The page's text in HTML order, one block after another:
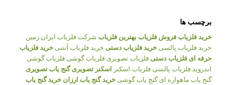
برچسب ها
خرید فلزیاب فروش فلزیاب بهترین فلزیاب شرکت فلزیاب ایران زمین
خرید فلزیاب پالسی خرید فلزیاب دستی خرید فلزیاب آنتنی خرید فلزیاب
حرفه ای فلزیاب دستی فلزیاب تصویری فلزیاب گوشی فلزیاب گوشی
اندروید فلزیاب پالسی فلزیاب اسکنر اسکنر تصویری گنج یاب تصویری
گنج یاب ماهواره ای گنج یاب گوشی خرید گنج یاب ارزان خرید گنج یاب